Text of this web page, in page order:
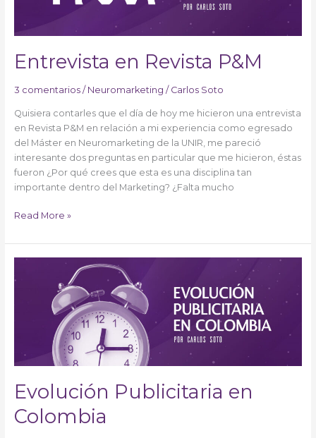
Entrevista en Revista P&M
3 comentarios / Neuromarketing / Carlos Soto
Quisiera contarles que el día de hoy me hicieron una entrevista
en Revista P&M en relación a mi experiencia como egresado
del Máster en Neuromarketing de la UNIR, me pareció
interesante dos preguntas en particular que me hicieron, éstas
fueron ¿Por qué crees que esta es una disciplina tan
importante dentro del Marketing? ¿Falta mucho
Read More »
Evolución Publicitaria en
Colombia
Publicitaria
Colombia